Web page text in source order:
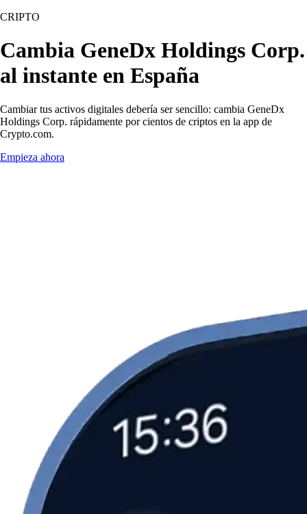
CRIPTO
Cambia GeneDx Holdings Corp.
al instante en España
Cambiar tus activos digitales debería ser sencillo: cambia GeneDx
Holdings Corp. rápidamente por cientos de criptos en la app de
Crypto.com.
Empieza ahora